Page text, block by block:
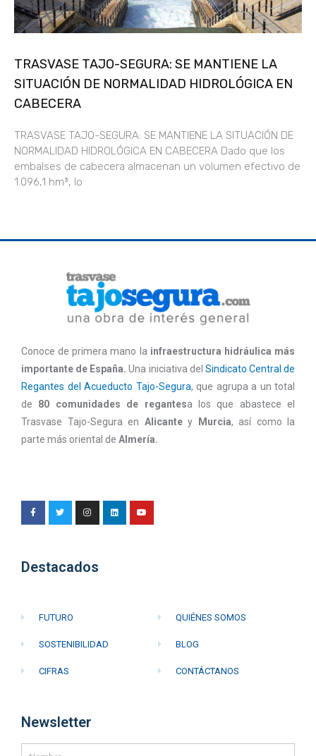
TRASVASE TAJO-SEGURA: SE MANTIENE LA
SITUACIÓN DE NORMALIDAD HIDROLÓGICA EN
CABECERA
TRASVASE TAJO-SEGURA: SE MANTIENE LA SITUACIÓN DE
NORMALIDAD HIDROLÓGICA EN CABECERA Dado que los
embalses de cabecera almacenan un volumen efectivo de
1.096,1 hm³, lo
Conoce de primera mano la infraestructura hidráulica más
importante de España.Una iniciativa del Sindicato Central de
Regantes del Acueducto Tajo-Segura, que agrupa a un total
de 80 comunidades de regantesa los que abastece el
Trasvase Tajo-Segura en Alicante y Murcia, así como la
parte más oriental de Almería.
Destacados
FUTURO
SOSTENIBILIDAD
CIFRAS
QUIÉNES SOMOS
BLOG
CONTÁCTANOS
Newsletter